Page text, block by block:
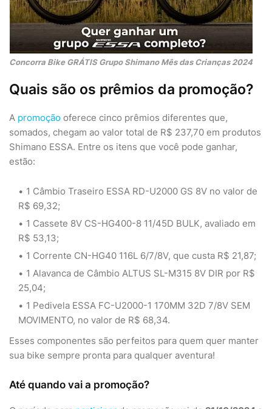
Concorra Bike GRÁTIS Grupo Shimano Mês das Crianças 2024
Quais são os prêmios da promoção?
A promoção oferece cinco prêmios diferentes que,
somados, chegam ao valor total de R$ 237,70 em produtos
Shimano ESSA. Entre os itens que você pode ganhar,
estão:
1 Câmbio Traseiro ESSA RD-U2000 GS 8V no valor de
R$ 69,32;
1 Cassete 8V CS-HG400-8 11/45D BULK, avaliado em
R$ 53,13;
1 Corrente CN-HG40 116L 6/7/8V, que custa R$ 21,87;
1 Alavanca de Câmbio ALTUS SL-M315 8V DIR por R$
25,04;
1 Pedivela ESSA FC-U2000-1 170MM 32D 7/8V SEM
MOVIMENTO, no valor de R$ 68,34.
Esses componentes são perfeitos para quem quer manter
sua bike sempre pronta para qualquer aventura!
Até quando vai a promoção?